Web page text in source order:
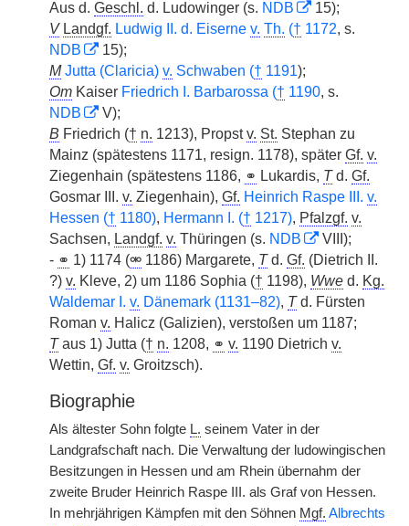
Aus d. Geschl. d. Ludowinger (s. NDB
15);
V Landgf. Ludwig II. d. Eiserne v. Th. († 1172, s.
NDB
15);
M Jutta (Claricia) v. Schwaben († 1191);
Om Kaiser Friedrich I. Barbarossa († 1190, s.
NDB
V);
B Friedrich († n. 1213), Propstv. St. Stephan zu
Mainz (spätestens 1171, resign. 1178), später Gf. v.
Ziegenhain (spätestens 1186, ⚭ Lukardis, Td. Gf.
Gosmar III. v. Ziegenhain), Gf. Heinrich Raspe III. v.
Hessen († 1180), Hermann I. († 1217), Pfalzgf. v.
Sachsen, Landgf. v. Thüringen (s. NDB
VIII);
- ⚭ 1) 1174 (⚮ 1186) Margarete, Td. Gf. (Dietrich II.
?) v. Kleve, 2) um 1186 Sophia († 1198), Wwe d. Kg.
Waldemar I. v. Dänemark (1131–82), Td. Fürsten
Roman v. Halicz (Galizien), verstoßen um 1187;
Taus 1) Jutta († n. 1208, ⚭ v. 1190 Dietrich v.
Wettin, Gf. v. Groitzsch).
Biographie
Als ältester Sohn folgte L. seinem Vater in der
Landgrafschaft nach. Die Verwaltung der ludowingischen
Besitzungen in Hessen und am Rhein übernahm der
zweite Bruder Heinrich Raspe III. als Graf von Hessen.
In mehrjährigen Kämpfen mit den Söhnen Mgf. Albrechts